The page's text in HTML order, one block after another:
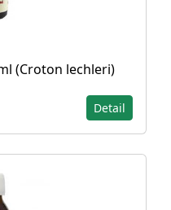
(Croton lechleri)
Detail